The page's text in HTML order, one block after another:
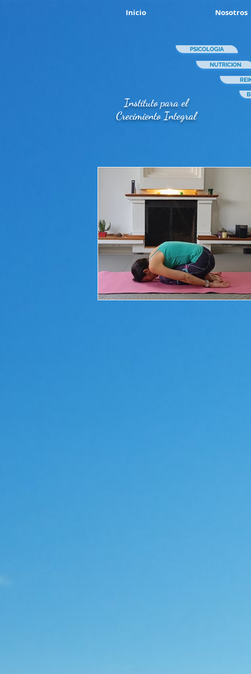
Inicio Nosotros
Instituto para el
Crecimiento Integral
PSICOLOGIA
NUTRICION